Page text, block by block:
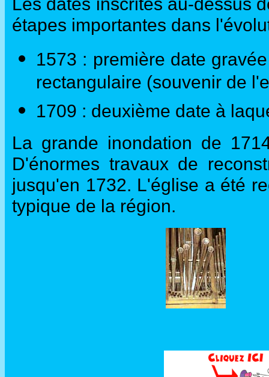
étapes importantes dans
1573 : première date
rectangulaire (souvenir de
1709 : deuxième date à
La grande inondation de
D'énormes travaux de
jusqu'en 1732. L'église a été
typique de la région.